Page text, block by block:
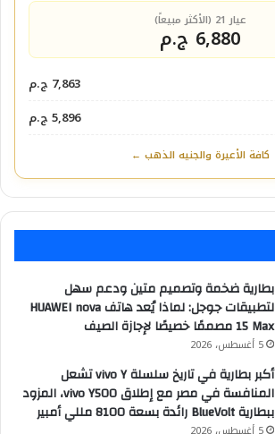
عيار 21 (الأكثر مبيعاً)
6,880 ج.م
7,863 ج.م
5,896 ج.م
كافة الأعيرة والجنيه الذهب ←
بطارية ضخمة وتصميم متين ودعم سهل
لتطبيقات جوجل: لماذا يُعد هاتف HUAWEI nova
15 Max مصممًا خصيصًا لإجازة الصيف
5 أغسطس، 2026
أكبر بطارية في تاريخ سلسلة vivo Y تشعل
المنافسة في مصر مع إطلاق vivo Y500، المزود
ببطارية BlueVolt رائدة بسعة 8100 مللي أمبير